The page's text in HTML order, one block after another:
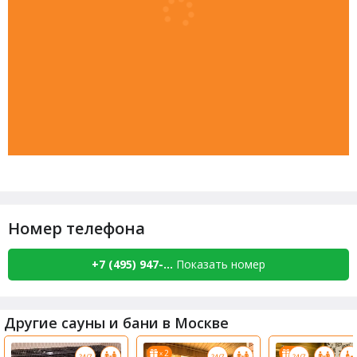
Номер телефона
+7 (495) 947-... Показать номер
Другие сауны и бани в Москве
x2 x4